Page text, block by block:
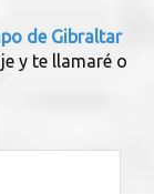
de Gibraltar
y te llamaré o